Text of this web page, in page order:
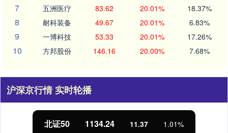
7 五洲医疗 83.62 20.01% 18.37%
8 耐科装备 49.67 20.01% 6.83%
9 一博科技 53.33 20.01% 17.26%
10 方邦股份 146.16 20.00% 7.68%
沪深京行情 实时轮播
北证50 1134.24 11.37 1.01%